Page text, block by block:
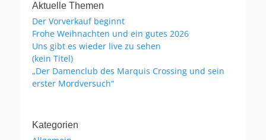
Aktuelle Themen
Der Vorverkauf beginnt
Frohe Weihnachten und ein gutes 2026
Uns gibt es wieder live zu sehen
(kein Titel)
„Der Damenclub des Marquis Crossing und sein
erster Mordversuch“
Kategorien